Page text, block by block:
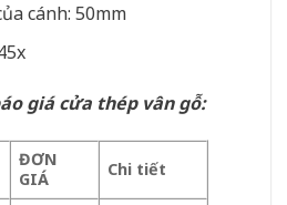
cánh: 50mm
giá cửa thép vân gỗ:
ĐƠN
GIÁ
Chi tiết